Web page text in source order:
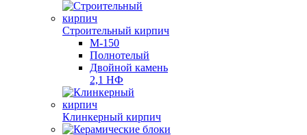
Строительный кирпич
М-150
Полнотелый
Двойной камень
2,1 НФ
Клинкерный кирпич